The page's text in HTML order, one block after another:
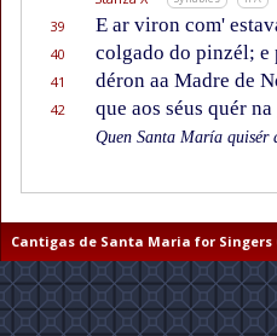
39 E ar viron com'
40
colgado do pinzél; e
41
déron aa Madre de
42
que aos séus quér
Quen Santa María quisér
Cantigas de Santa Maria for Singers